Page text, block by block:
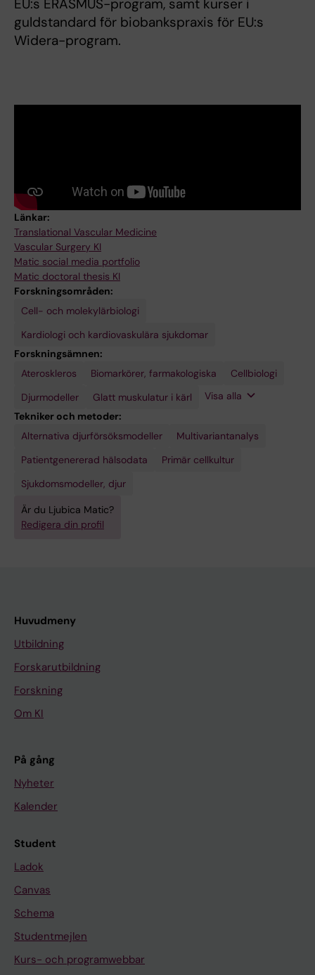
EU:s ERASMUS-program, samt kurser i
guldstandard för biobankspraxis för EU:s
Widera-program.
Länkar:
Translational Vascular Medicine
Vascular Surgery KI
Matic social media portfolio
Matic doctoral thesis KI
Forskningsområden:
Cell- och molekylärbiologi
Kardiologi och kardiovaskulära sjukdomar
Forskningsämnen:
Ateroskleros
Biomarkörer, farmakologiska
Cellbiologi
Djurmodeller
Glatt muskulatur i kärl
Läkemedel,
Molekylärbiologi
Visa alla
Tekniker och metoder:
Alternativa djurförsöksmodeller
Multivariantanalys
Patientgenererad hälsodata
Primär cellkultur
Sjukdomsmodeller, djur
Är du Ljubica Matic?
Redigera din profil
Huvudmeny
Utbildning
Forskarutbildning
Forskning
Om KI
På gång
Nyheter
Kalender
Student
Ladok
Canvas
Schema
Studentmejlen
Kurs- och programwebbar